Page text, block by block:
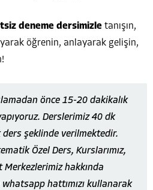
deneme dersimizle tanışın,
öğrenin, anlayarak gelişin,
önce 15-20 dakikalık
Derslerimiz 40 dk
şeklinde verilmektedir.
Özel Ders, Kurslarımız,
hakkında
whatsapp hattımızı kullanarak